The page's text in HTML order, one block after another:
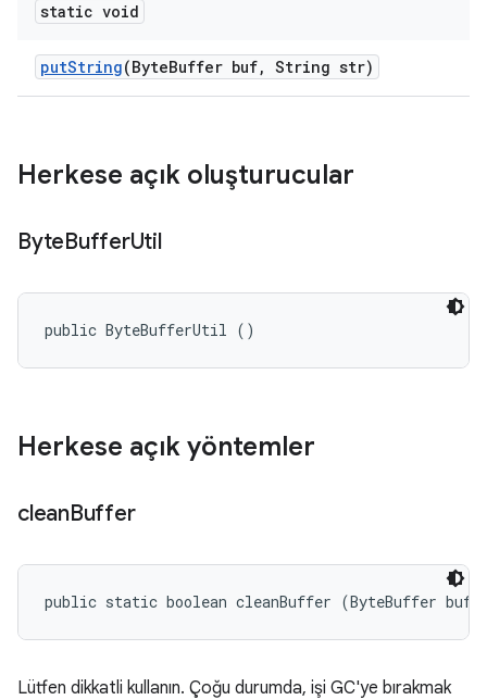
static void
putString(ByteBuffer buf, String str)
Herkese açık oluşturucular
ByteBufferUtil
public ByteBufferUtil ()
Herkese açık yöntemler
cleanBuffer
public static boolean cleanBuffer (ByteBuffer
Lütfen dikkatli kullanın. Çoğu durumda, işi GC'ye bırakmak